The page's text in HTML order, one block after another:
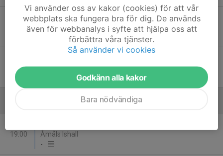
Sön 22
16:00
IFK Munkfors - Åmåls SK
Munkfors Arena
16:00
Valhall
19:00
Åmåls Ishall
-
Vi använder oss av kakor (cookies) för att vår
webbplats ska fungera bra för dig. De används
även för webbanalys i syfte att hjälpa oss att
förbättra våra tjänster.
Så använder vi cookies
Godkänn alla kakor
Bara nödvändiga